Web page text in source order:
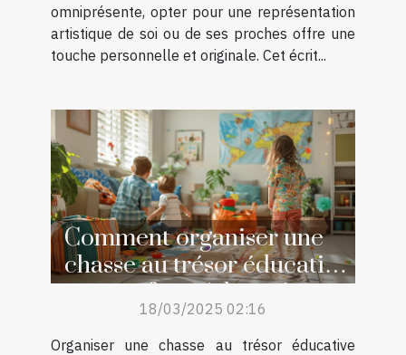
omniprésente, opter pour une représentation
artistique de soi ou de ses proches offre une
touche personnelle et originale. Cet écrit...
Comment organiser une
chasse au trésor éducative
pour enfants à la maison
18/03/2025 02:16
Organiser une chasse au trésor éducative